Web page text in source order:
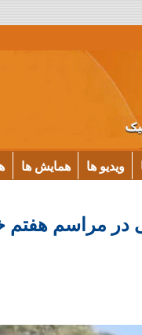
ویدیو ها همایش ها
در مراسم